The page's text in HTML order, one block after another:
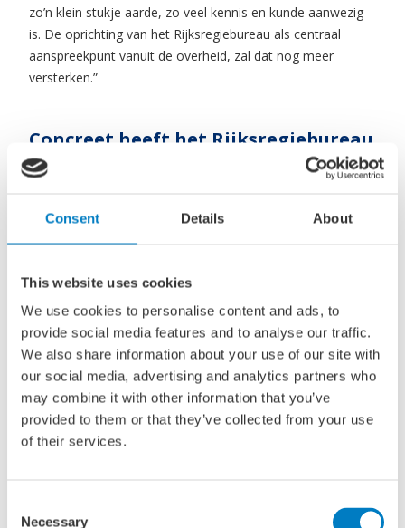
Consent Details About
This website uses cookies
We use cookies to personalise content and ads, to
provide social media features and to analyse our traffic.
We also share information about your use of our site with
our social media, advertising and analytics partners who
may combine it with other information that you’ve
provided to them or that they’ve collected from your use
of their services.
Necessary
zo’n klein stukje aarde, zo veel kennis en kunde aanwezig
is. De oprichting van het Rijksregiebureau als centraal
aanspreekpunt vanuit de overheid, zal dat nog meer
versterken.”
Concreet heeft het Rijksregiebureau
vier taken:
departementen (EZ, IenW, Def, Fin en BZ) werken aan
de uitvoering van de 25 maatregelen uit de
Het opbouwen en bundelen van inhoudelijke kennis,
kunde en inzet over de maritieme maakindustrie binnen
de rijksoverheid en daarbuiten.
Het aanjagen van innovatie op het gebied van
scheepsbouw.
Centraal aanspreekpunt zijn voor bedrijven uit de
maritieme maakindustrie.
de overheid verder over de versterking van de maritieme